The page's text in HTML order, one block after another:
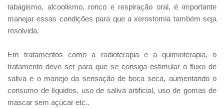
tabagismo, alcoolismo, ronco e respiração oral, é importante
manejar essas condições para que a xerostomia também seja
resolvida.
Em tratamentos como a radioterapia e a quimioterapia, o
tratamento deve ser para que se consiga estimular o fluxo de
saliva e o manejo da sensação de boca seca, aumentando o
consumo de líquidos, uso de saliva artificial, uso de gomas de
mascar sem açúcar etc..